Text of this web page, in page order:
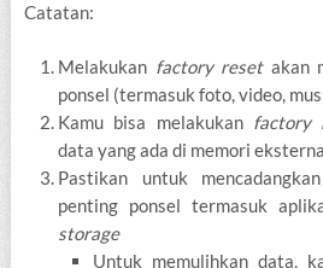
Catatan:
Melakukan factory resetakan
ponsel (termasuk foto, video,
Kamu bisa melakukan factory
data yang ada di memori
Pastikan untuk
penting ponsel termasuk
storage
Untuk memulihkan data,